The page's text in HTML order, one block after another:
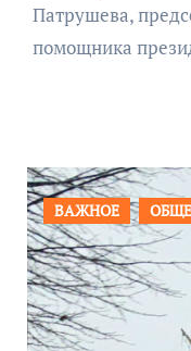
Патрушева,
помощника